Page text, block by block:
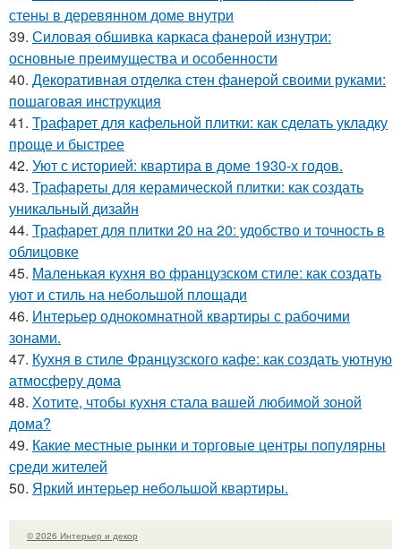
стены в деревянном доме внутри
39. Силовая обшивка каркаса фанерой изнутри:
основные преимущества и особенности
40. Декоративная отделка стен фанерой своими руками:
пошаговая инструкция
41. Трафарет для кафельной плитки: как сделать укладку
проще и быстрее
42. Уют с историей: квартира в доме 1930-х годов.
43. Трафареты для керамической плитки: как создать
уникальный дизайн
44. Трафарет для плитки 20 на 20: удобство и точность в
облицовке
45. Маленькая кухня во французском стиле: как создать
уют и стиль на небольшой площади
46. Интерьер однокомнатной квартиры с рабочими
зонами.
47. Кухня в стиле Французского кафе: как создать уютную
атмосферу дома
48. Хотите, чтобы кухня стала вашей любимой зоной
дома?
49. Какие местные рынки и торговые центры популярны
среди жителей
50. Яркий интерьер небольшой квартиры.
© 2026 Интерьер и декор